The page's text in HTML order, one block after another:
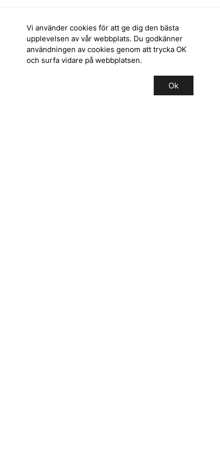
Vi använder cookies för att ge dig den bästa
upplevelsen av vår webbplats. Du godkänner
användningen av cookies genom att trycka OK
och surfa vidare på webbplatsen.
Ok